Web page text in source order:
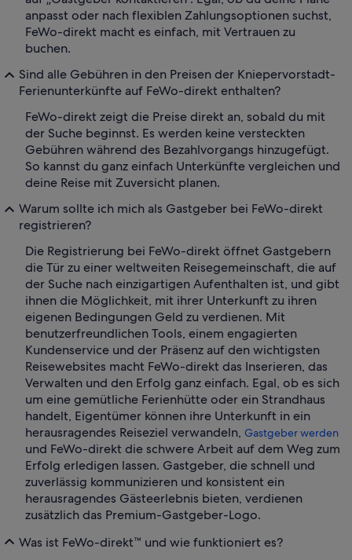
anpasst oder nach flexiblen Zahlungsoptionen suchst,
FeWo-direkt macht es einfach, mit Vertrauen zu
buchen.
Sind alle Gebühren in den Preisen der Kniepervorstadt-
Ferienunterkünfte auf FeWo-direkt enthalten?
FeWo-direkt zeigt die Preise direkt an, sobald du mit
der Suche beginnst. Es werden keine versteckten
Gebühren während des Bezahlvorgangs hinzugefügt.
So kannst du ganz einfach Unterkünfte vergleichen und
deine Reise mit Zuversicht planen.
Warum sollte ich mich als Gastgeber bei FeWo-direkt
registrieren?
Die Registrierung bei FeWo-direkt öffnet Gastgebern
die Tür zu einer weltweiten Reisegemeinschaft, die auf
der Suche nach einzigartigen Aufenthalten ist, und gibt
ihnen die Möglichkeit, mit ihrer Unterkunft zu ihren
eigenen Bedingungen Geld zu verdienen. Mit
benutzerfreundlichen Tools, einem engagierten
Kundenservice und der Präsenz auf den wichtigsten
Reisewebsites macht FeWo-direkt das Inserieren, das
Verwalten und den Erfolg ganz einfach. Egal, ob es sich
um eine gemütliche Ferienhütte oder ein Strandhaus
handelt, Eigentümer können ihre Unterkunft in ein
herausragendes Reiseziel verwandeln, Gastgeber werden
und FeWo-direkt die schwere Arbeit auf dem Weg zum
Erfolg erledigen lassen. Gastgeber, die schnell und
zuverlässig kommunizieren und konsistent ein
herausragendes Gästeerlebnis bieten, verdienen
zusätzlich das Premium-Gastgeber-Logo.
Was ist FeWo-direkt™ und wie funktioniert es?